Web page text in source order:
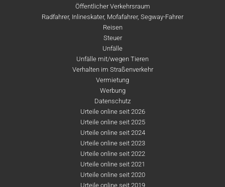
Öffentlicher Verkehrsraum
Radfahrer, Inlineskater, Mofafahrer, Segway-Fahrer
Reisen
Steuer
Unfälle
Unfälle mit/wegen Tieren
Verhalten im Straßenverkehr
Vermietung
Werbung
Datenschutz
Urteile online seit 2026
Urteile online seit 2025
Urteile online seit 2024
Urteile online seit 2023
Urteile online seit 2022
Urteile online seit 2021
Urteile online seit 2020
Urteile online seit 2019